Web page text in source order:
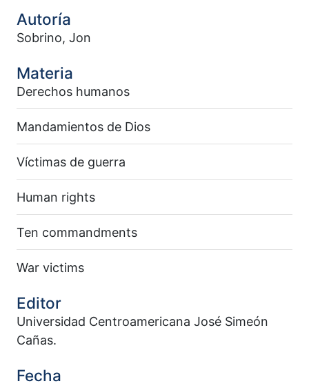
Autoría
Sobrino, Jon
Materia
Derechos humanos
Mandamientos de Dios
Víctimas de guerra
Human rights
Ten commandments
War victims
Editor
Universidad Centroamericana José Simeón
Cañas.
Fecha